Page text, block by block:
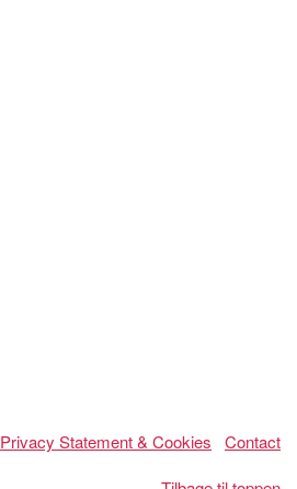
Privacy Statement & Cookies
Contact